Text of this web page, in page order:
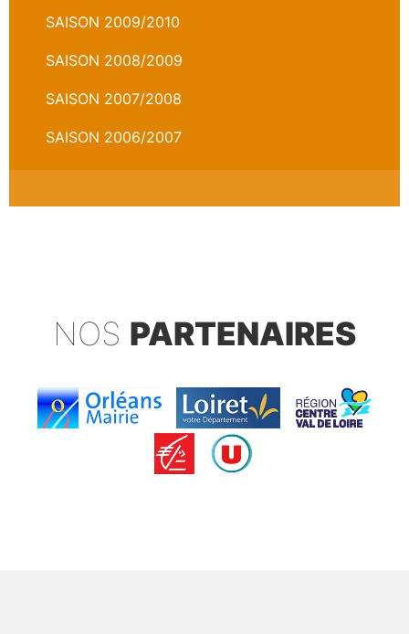
SAISON 2009/2010
SAISON 2008/2009
SAISON 2007/2008
SAISON 2006/2007
NOS PARTENAIRES